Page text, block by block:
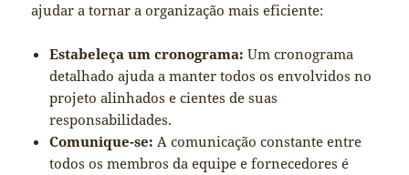
ajudar a tornar a organização mais eficiente:
Estabeleça um cronograma: Um cronograma
detalhado ajuda a manter todos os envolvidos no
projeto alinhados e cientes de suas
responsabilidades.
Comunique-se: A comunicação constante entre
todos os membros da equipe e fornecedores é